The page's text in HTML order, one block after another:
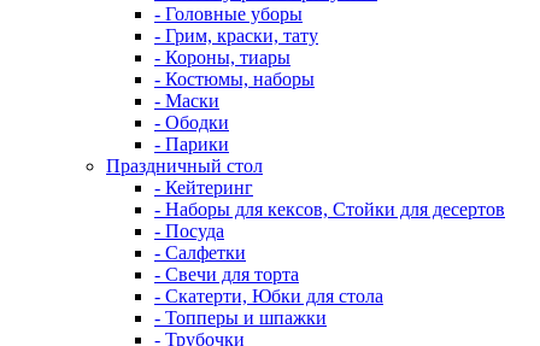
- Головные уборы
- Грим, краски, тату
- Короны, тиары
- Костюмы, наборы
- Маски
- Ободки
- Парики
Праздничный стол
- Кейтеринг
- Наборы для кексов, Стойки для десертов
- Посуда
- Салфетки
- Свечи для торта
- Скатерти, Юбки для стола
- Топперы и шпажки
- Трубочки